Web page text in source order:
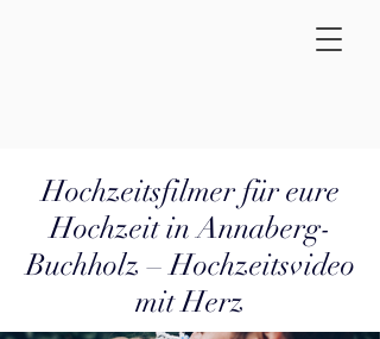
Hochzeitsfilmer für eure
Hochzeit in Annaberg-
Buchholz – Hochzeitsvideo
mit Herz